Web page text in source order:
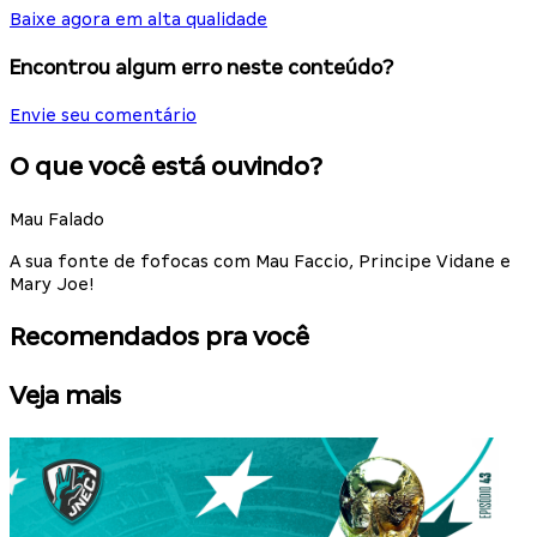
Baixe agora em alta qualidade
Encontrou algum erro neste conteúdo?
Envie seu comentário
O que você está ouvindo?
Mau Falado
A sua fonte de fofocas com Mau Faccio, Principe Vidane e
Mary Joe!
Recomendados pra você
Veja mais